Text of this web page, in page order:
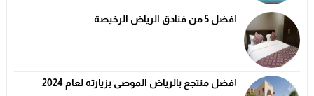
افضل 5 من فنادق الرياض الرخيصة
افضل منتجع بالرياض الموصى بزيارته لعام 2024